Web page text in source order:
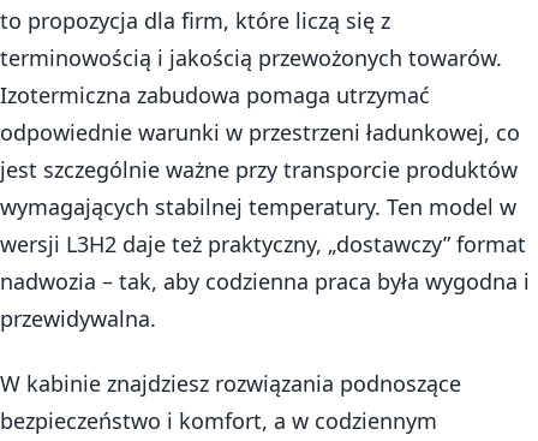
to propozycja dla firm, które liczą się z
terminowością i jakością przewożonych towarów.
Izotermiczna zabudowa pomaga utrzymać
odpowiednie warunki w przestrzeni ładunkowej, co
jest szczególnie ważne przy transporcie produktów
wymagających stabilnej temperatury. Ten model w
wersji L3H2 daje też praktyczny, „dostawczy” format
nadwozia – tak, aby codzienna praca była wygodna i
przewidywalna.
W kabinie znajdziesz rozwiązania podnoszące
bezpieczeństwo i komfort, a w codziennym